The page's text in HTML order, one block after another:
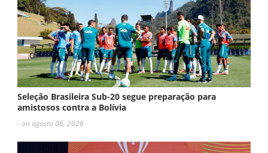
Seleção Brasileira Sub-20 segue preparação para
amistosos contra a Bolívia
- on agosto 06, 2026